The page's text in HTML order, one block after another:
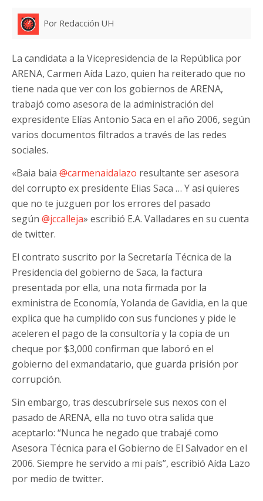
Por Redacción UH
La candidata a la Vicepresidencia de la República por
ARENA, Carmen Aída Lazo, quien ha reiterado que no
tiene nada que ver con los gobiernos de ARENA,
trabajó como asesora de la administración del
expresidente Elías Antonio Saca en el año 2006, según
varios documentos filtrados a través de las redes
sociales.
«Baia baia @carmenaidalazo resultante ser asesora
del corrupto ex presidente Elias Saca … Y asi quieres
que no te juzguen por los errores del pasado
según @jccalleja» escribió E.A. Valladares en su cuenta
de twitter.
El contrato suscrito por la Secretaría Técnica de la
Presidencia del gobierno de Saca, la factura
presentada por ella, una nota firmada por la
exministra de Economía, Yolanda de Gavidia, en la que
explica que ha cumplido con sus funciones y pide le
aceleren el pago de la consultoría y la copia de un
cheque por $3,000 confirman que laboró en el
gobierno del exmandatario, que guarda prisión por
corrupción.
Sin embargo, tras descubrírsele sus nexos con el
pasado de ARENA, ella no tuvo otra salida que
aceptarlo: “Nunca he negado que trabajé como
Asesora Técnica para el Gobierno de El Salvador en el
2006. Siempre he servido a mi país”, escribió Aída Lazo
por medio de twitter.